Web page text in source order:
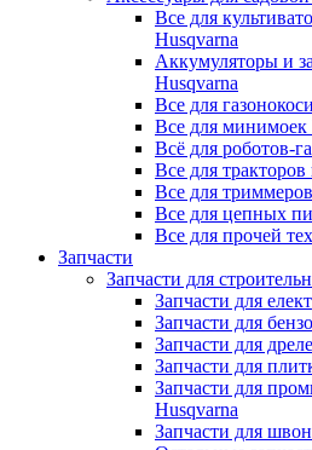
Все для
Husqvarna
Аккумуляторы и
Husqvarna
Все для
Все для минимоек
Всё для роботов-
Все для
Все для
Все для цепных
Все для прочей
Запчасти
Запчасти для
Запчасти для
Запчасти для
Запчасти для
Запчасти для
Запчасти для
Husqvarna
Запчасти для